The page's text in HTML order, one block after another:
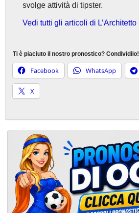
svolge attività di tipster.
Vedi tutti gli articoli di L’Architetto
Ti è piaciuto il nostro pronostico? Condividilo!
Facebook WhatsApp
X